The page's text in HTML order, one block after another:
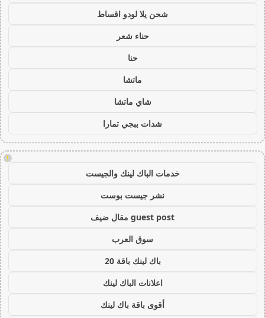
شحن يلا لودو اقساط
حناء شعر
حنا
ماتشا
شاي ماتشا
شدات ببجي تمارا
!
خدمات الباك لينك والجيست
نشر جيست بوست
guest post مقال ضيف
سوق العرب
باك لينك باقة 20
اعلانات الباك لينك
أقوى باقة باك لينك